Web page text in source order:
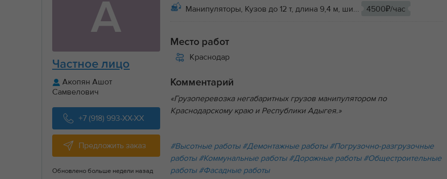
А
Частное лицо
Акопян Ашот
Самвелович
+7 (918) 993-XX-XX
Предложить заказ
Обновлено больше недели назад
Манипуляторы, Кузов до 12 т, длина 9,4 м, ши...
4500₽/час
Место работ
Краснодар
Комментарий
«Грузоперевозка негабаритных грузов манипулятором по
Краснодарскому краю и Республики Адыгея.»
#Высотные работы #Демонтажные работы #Погрузочно-разгрузочные
работы #Коммунальные работы #Дорожные работы #Общестроительные
работы #Фасадные работы